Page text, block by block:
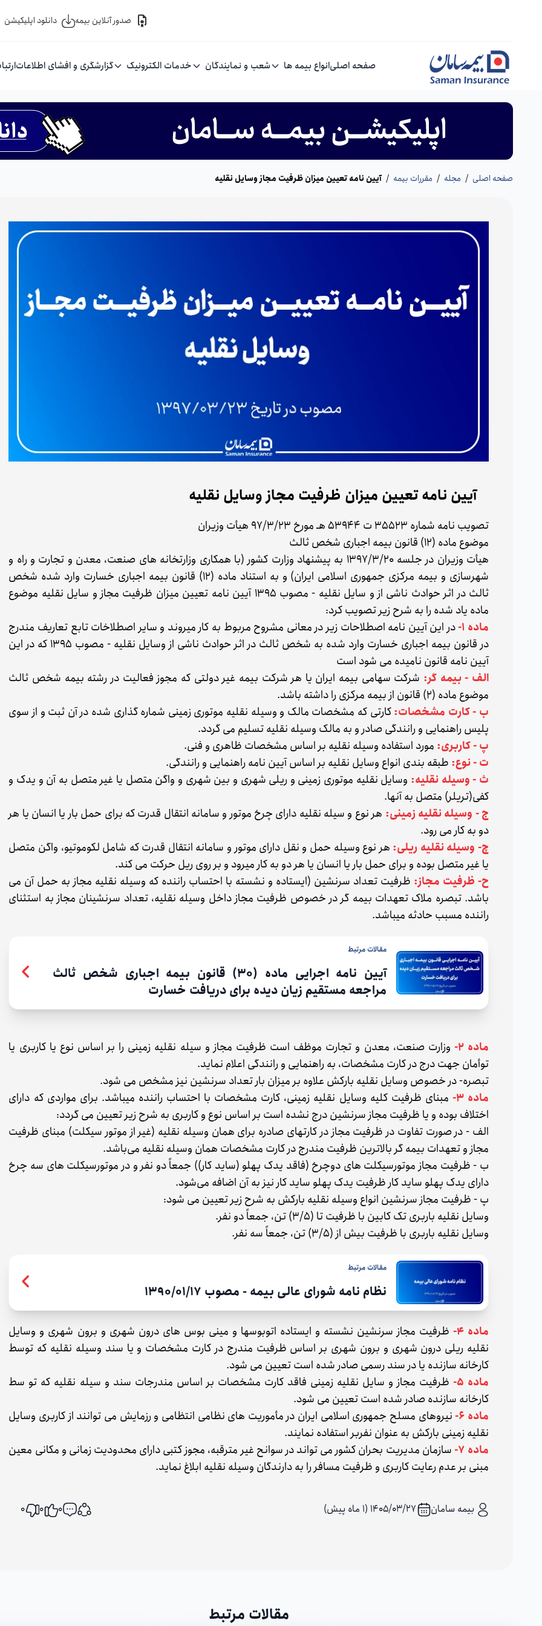
صدور آنلاین بیمه دانلود اپلیکیشن
صفحه اصلیانواع بیمه ها شعب و نمایندگان خدمات الکترونیک گزارشگری و افشای اطلاعات
صفحه اصلی / مجله / مقررات بیمه / آیین نامه تعیین میزان ظرفیت مجاز وسایل نقلیه
آیین نامه تعیین میزان ظرفیت مجاز وسایل نقلیه
تصویب نامه شماره ۳۵۵۲۳ ت ۵۳۹۴۴ هـ مورخ ۹۷/۳/۲۳ هیأت وزیران
موضوع ماده (۱۲) قانون بیمه اجباری شخص ثالث
هیأت وزیران در جلسه ۱۳۹۷/۳/۲۰ به پیشنهاد وزارت کشور (با همکاری وزارتخانه های صنعت، معدن و تجارت و راه و
شهرسازی و بیمه مرکزی جمهوری اسلامی ایران) و به استناد ماده (۱۲) قانون بیمه اجباری خسارت وارد شده شخص
ثالث در اثر حوادث ناشی از و سایل نقلیه - مصوب ۱۳۹۵ آیین نامه تعیین میزان ظرفیت مجاز و سایل نقلیه موضوع
ماده یاد شده را به شرح زیر تصویب کرد:
ماده ۱- در این آیین نامه اصطلاحات زیر در معانی مشروح مربوط به کار میروند و سایر اصطلاخات تابع تعاريف مندرج
در قانون بیمه اجباری خسارت وارد شده به شخص ثالث در اثر حوادث ناشی از وسایل نقلیه - مصوب ۱۳۹۵ که در این
آیین نامه قانون نامیده می شود است
الف - بیمه گر: شرکت سهامی بیمه ایران یا هر شرکت بیمه غیر دولتی که مجوز فعالیت در رشته بیمه شخص ثالث
موضوع ماده (۲) قانون از بیمه مرکزی را داشته باشد.
ب - کارت مشخصات:کارتی که مشخصات مالک و وسیله نقلیه موتوری زمینی شماره گذاری شده در آن ثبت و از سوی
پلیس راهنمایی و رانندگی صادر و به مالک وسیله نقلیه تسلیم می گردد.
پ - کاربری: مورد استفاده وسیله نقلیه بر اساس مشخصات ظاهری و فنی.
ت - نوع: طبقه بندی انواع وسایل نقلیه بر اساس آیین نامه راهنمایی و رانندگی.
ث - وسیله نقلیه: وسایل نقلیه موتوری زمینی و ریلی شهری و بین شهری و واگن متصل یا غیر متصل به آن و یدک و
کفی(تریلر) متصل به آنها.
ج - وسیله نقلیه زمینی: هر نوع و سیله نقلیه دارای چرخ موتور و سامانه انتقال قدرت که برای حمل بار یا انسان یا هر
دو به کار می رود.
چ- وسیله نقلیه ریلی: هر نوع وسیله حمل و نقل دارای موتور و سامانه انتقال قدرت که شامل لكوموتیو، واگن متصل
یا غیر متصل بوده و برای حمل بار یا انسان یا هر دو به کار میرود و بر روی ریل حرکت می کند.
ح- ظرفیت مجاز: ظرفیت تعداد سرنشین (ایستاده و نشسته با احتساب راننده که وسیله نقلیه مجاز به حمل آن می
باشد. تبصره ملاک تعهدات بیمه گر در خصوص ظرفیت مجاز داخل وسیله نقلیه، تعداد سرنشینان مجاز به استثنای
راننده مسبب حادثه میباشد.
مقالات مرتبط
آیین نامه اجرایی ماده (۳۰) قانون بیمه اجباری شخص ثالث
مراجعه مستقیم زیان دیده برای دریافت خسارت
ماده ۲-
وزارت صنعت، معدن و تجارت موظف است ظرفیت مجاز و سیله نقلیه زمینی را بر اساس نوع یا کاربری یا
توأمان جهت درج در کارت مشخصات، به راهنمایی و رانندگی اعلام نماید.
تبصره- در خصوص وسایل نقلیه بارکش علاوه بر میزان بار تعداد سرنشین نیز مشخص می شود.
ماده 3-
مبنای ظرفیت کلیه وسایل نقلیه زمینی، کارت مشخصات با احتساب راننده میباشد. برای مواردی که دارای
اختلاف بوده و یا ظرفیت مجاز سرنشین درج نشده است بر اساس نوع و کاربری به شرح زیر تعیین می گردد:
الف - در صورت تفاوت در ظرفیت مجاز در کارتهای صادره برای همان وسیله نقلیه (غیر از موتور سیکلت) مبنای ظرفیت
مجاز و تعهدات بیمه گر بالاترین ظرفیت مندرج در کارت مشخصات همان وسیله نقلیه می‌باشد.
ب - ظرفیت مجاز موتورسیکلت های دوچرخ (فاقد یدک پهلو (ساید کار)) جمعاً دو نفر و در موتورسیکلت های سه چرخ
دارای یدک پهلو ساید کار ظرفیت یدک پهلو ساید کار نیز به آن اضافه می‌شود.
پ - ظرفیت مجاز سرنشین انواع وسیله نقلیه بارکش به شرح زیر تعیین می شود:
وسایل نقلیه باربری تک کابین با ظرفیت تا (۳/۵) تن، جمعاً دو نفر.
وسایل نقلیه باربری با ظرفیت بیش از (۳/۵) تن، جمعاً سه نفر.
مقالات مرتبط
نظام نامه شورای عالی بیمه - مصوب 1390/01/17
ماده ۴-
ظرفیت مجاز سرنشین نشسته و ایستاده اتوبوسها و مینی بوس های درون شهری و برون شهری و وسایل
نقلیه ریلی درون شهری و برون شهری بر اساس ظرفیت مندرج در کارت مشخصات و یا سند وسیله نقلیه که توسط
کارخانه سازنده یا در سند رسمی صادر شده است تعیین می شود.
ماده ۵-
ظرفیت مجاز و سایل نقلیه زمینی فاقد کارت مشخصات بر اساس مندرجات سند و سیله نقلیه که تو سط
کارخانه سازنده صادر شده است تعیین می شود.
ماده ۶-
نیروهای مسلح جمهوری اسلامی ایران در مأموریت های نظامی انتظامی و رزمایش می توانند از کاربری وسایل
نقلیه زمینی بارکش به عنوان نفربر استفاده نمایند.
ماده ۷-
سازمان مدیریت بحران کشور می تواند در سوانح غیر مترقبه، مجوز کتبی دارای محدودیت زمانی و مکانی معین
مبنی بر عدم رعایت کاربری و ظرفیت مسافر را به دارندگان وسیله نقلیه ابلاغ نماید.
بیمه سامان ۱۴۰۵/۰۳/۲۷ (1 ماه پیش)
اشتراک گذاری
0
0
0
مقالات مرتبط